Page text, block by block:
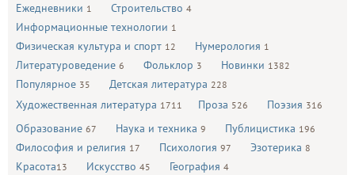
Ежедневники 1 Строительство 4
Информационные технологии 1
Физическая культура и спорт 12 Нумерология 1
Литературоведение 6 Фольклор 3 Новинки 1382
Популярное 35 Детская литература 228
Художественная литература 1711 Проза 526 Поэзия 316
Образование 67 Наука и техника 9 Публицистика 196
Философия и религия 17 Психология 97 Эзотерика 8
Красота13 Искусство 45 География 4